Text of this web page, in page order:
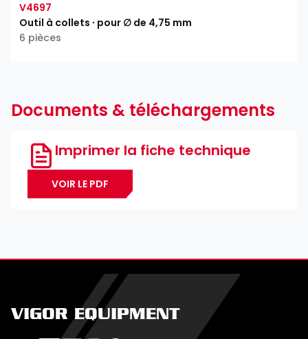
V4697
Outil à collets ∙ pour ∅ de 4,75 mm
6 pièces
Documents & téléchargements
Imprimer la fiche technique
VOIR LE PDF
VIGOR EQUIPMENT